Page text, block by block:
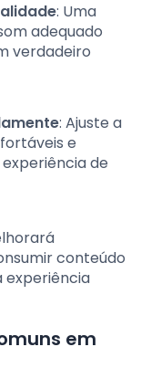
: Uma
adequado
verdadeiro
: Ajuste a
e
de
conteúdo
experiência
em